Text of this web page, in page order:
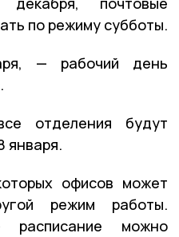
по режиму субботы.
— рабочий день
отделения будут
января.
офисов может
режим работы.
расписание можно